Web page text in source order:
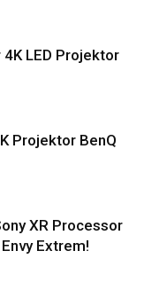
LED Projektor
Projektor BenQ
XR Processor
Extrem!